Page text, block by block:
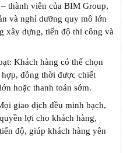
thành viên của BIM Group,
và nghỉ dưỡng quy mô lớn
xây dựng, tiến độ thi công và
Khách hàng có thể chọn
đồng thời được chiết
hoặc thanh toán sớm.
giao dịch đều minh bạch,
lợi cho khách hàng,
độ, giúp khách hàng yên